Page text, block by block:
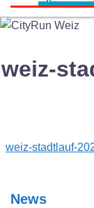
weiz-
Post
weiz-stadtlauf-
News